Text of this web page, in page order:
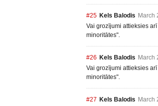
#25 Kels Balodis March
Vai grozījumi attieksies
minoritātes".
#26 Kels Balodis March
Vai grozījumi attieksies
minoritātes".
#27 Kels Balodis March